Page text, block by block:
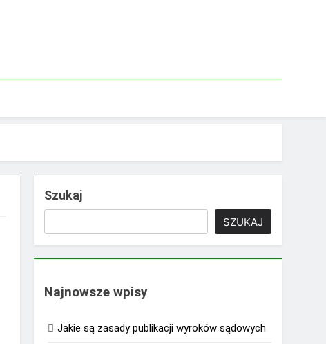
Szukaj
SZUKAJ
Najnowsze wpisy
Jakie są zasady publikacji wyroków sądowych